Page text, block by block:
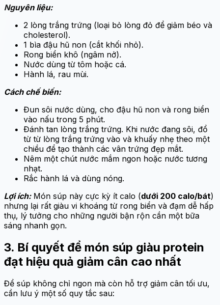
Nguyên liệu:
2 lòng trắng trứng (loại bỏ lòng đỏ để giảm béo và
cholesterol).
1 bìa đậu hũ non (cắt khối nhỏ).
Rong biển khô (ngâm nở).
Nước dùng từ tôm hoặc cá.
Hành lá, rau mùi.
Cách chế biến:
Đun sôi nước dùng, cho đậu hũ non và rong biển
vào nấu trong 5 phút.
Đánh tan lòng trắng trứng. Khi nước đang sôi, đổ
từ từ lòng trắng trứng vào và khuấy nhẹ theo một
chiều để tạo thành các vân trứng đẹp mắt.
Nêm một chút nước mắm ngon hoặc nước tương
nhạt.
Rắc hành lá và dùng nóng.
Lợi ích:Món súp này cực kỳ ít calo (dưới 200 calo/bát)
nhưng lại rất giàu vi khoáng từ rong biển và đạm dễ hấp
thụ, lý tưởng cho những người bận rộn cần một bữa
sáng nhanh gọn.
3. Bí quyết để món súp giàu protein
đạt hiệu quả giảm cân cao nhất
Để súp không chỉ ngon mà còn hỗ trợ giảm cân tối ưu,
cần lưu ý một số quy tắc sau: